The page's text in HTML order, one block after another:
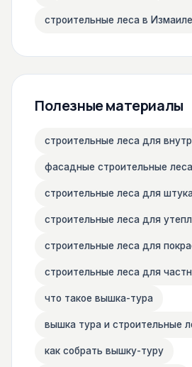
строительные леса в Измаиле
Полезные материалы
строительные леса для
фасадные строительные леса
строительные леса для
строительные леса для
строительные леса для
строительные леса для
что такое вышка-тура
вышка тура и строительные
как собрать вышку-туру